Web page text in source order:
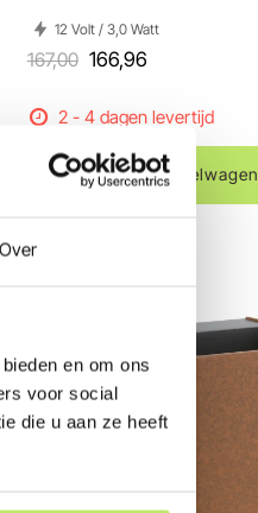
Over
en om ons
voor social
die u aan ze heeft
12 Volt / 3,0 Watt
167,00 166,96
2 - 4 dagen levertijd
In mijn Winkelwagen